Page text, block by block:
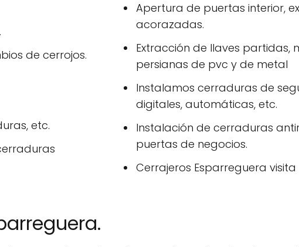
de cerrojos.
etc.
Apertura de puertas interior,
acorazadas.
Extracción de llaves partidas,
persianas de pvc y de metal
Instalamos cerraduras de
digitales, automáticas, etc.
Instalación de cerraduras
puertas de negocios.
Cerrajeros Esparreguera visita